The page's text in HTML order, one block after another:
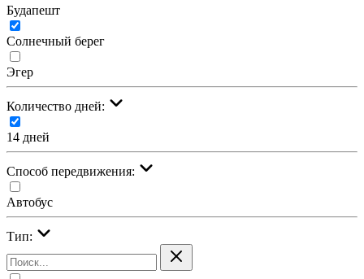
Будапешт
Солнечный берег
Эгер
Количество дней:
14 дней
Cпособ передвижения:
Автобус
Тип: